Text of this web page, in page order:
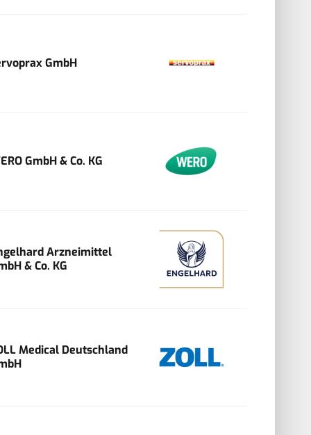
GmbH
GmbH & Co. KG
Arzneimittel
& Co. KG
Medical Deutschland